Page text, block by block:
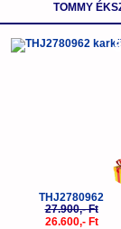
TOMMY
-
THJ2780962
27.900,- Ft
26.600,- Ft